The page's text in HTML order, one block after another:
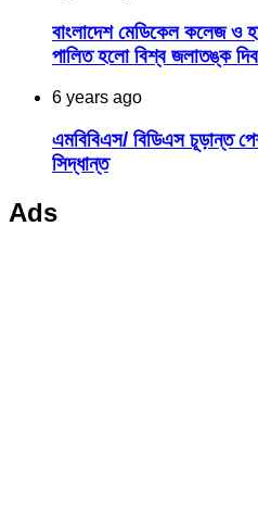
বাংলাদেশ মেডিকেল কলেজ ও
পালিত হলো বিশ্ব জলাতঙ্ক
6 years ago
এমবিবিএস/ বিডিএস চূড়ান্ত
সিদ্ধান্ত
Ads